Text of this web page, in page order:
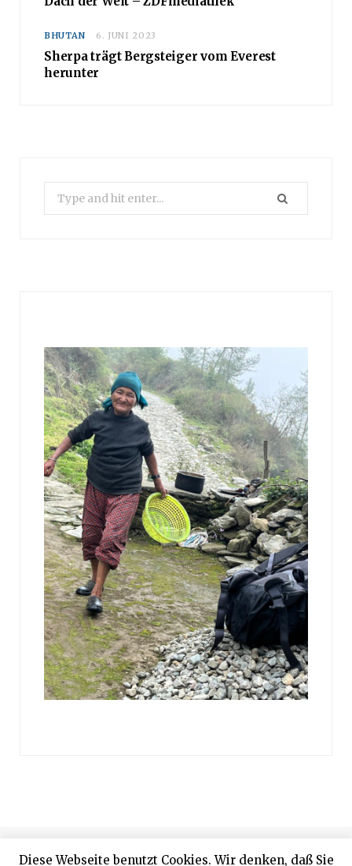
BHUTAN 6. JUNI 2023
Sherpa trägt Bergsteiger vom Everest
herunter
Search
for:
© 2024 Designed by Rainer Proffen
Diese Webseite benutzt Cookies. Wir denken, daß Sie